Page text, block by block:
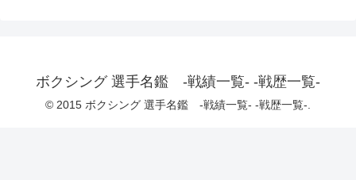
ボクシング 選手名鑑 -戦績一覧- -戦歴一覧-
© 2015 ボクシング 選手名鑑 -戦績一覧- -戦歴一覧-.